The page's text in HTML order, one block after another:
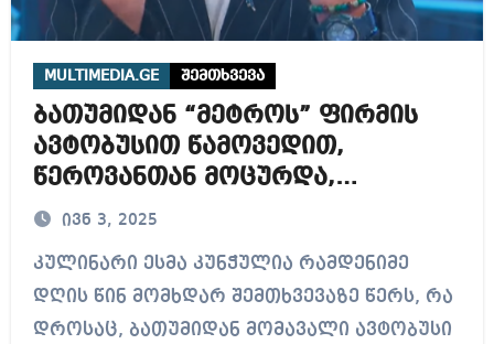
MULTIMEDIA.GE შემთხვევა
ბათუმიდან “მეტროს” ფირმის
ავტობუსით წამოვედით,
წეროვანთან მოცურდა,
გასრიალდა, ავტობუსს ცეცხლი
კუნჭულია
ივნ 3, 2025
კულინარი ესმა კუნჭულია რამდენიმე
დღის წინ მომხდარ შემთხვევაზე წერს, რა
დროსაც, ბათუმიდან მომავალი ავტობუსი